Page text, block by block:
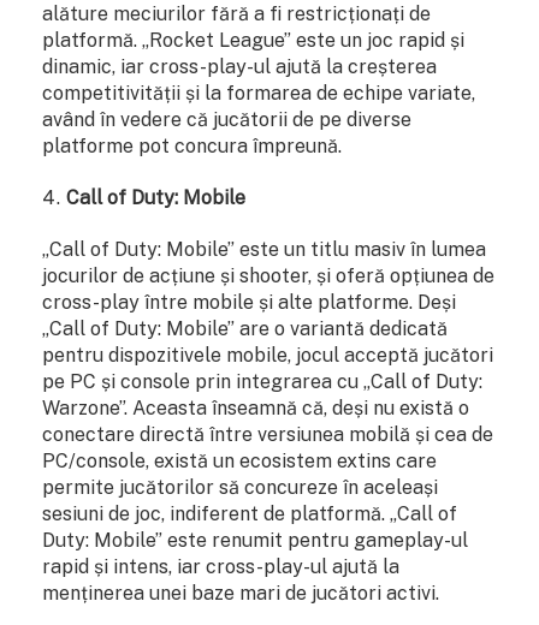
alăture meciurilor fără a fi restricționați de
platformă. „Rocket League” este un joc rapid și
dinamic, iar cross-play-ul ajută la creșterea
competitivității și la formarea de echipe variate,
având în vedere că jucătorii de pe diverse
platforme pot concura împreună.
Call of Duty: Mobile
„Call of Duty: Mobile” este un titlu masiv în lumea
jocurilor de acțiune și shooter, și oferă opțiunea de
cross-play între mobile și alte platforme. Deși
„Call of Duty: Mobile” are o variantă dedicată
pentru dispozitivele mobile, jocul acceptă jucători
pe PC și console prin integrarea cu „Call of Duty:
Warzone”. Aceasta înseamnă că, deși nu există o
conectare directă între versiunea mobilă și cea de
PC/console, există un ecosistem extins care
permite jucătorilor să concureze în aceleași
sesiuni de joc, indiferent de platformă. „Call of
Duty: Mobile” este renumit pentru gameplay-ul
rapid și intens, iar cross-play-ul ajută la
menținerea unei baze mari de jucători activi.